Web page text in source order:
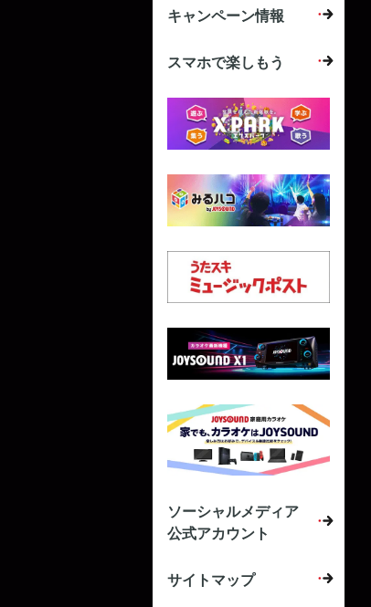
キャンペーン情報
スマホで楽しもう
ソーシャルメディア
公式アカウント
サイトマップ